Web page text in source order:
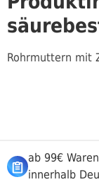
Rohrmuttern mit
ab 99€
innerhalb